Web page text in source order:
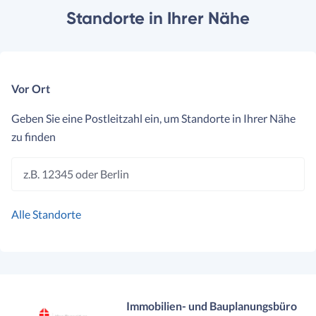
Standorte in Ihrer Nähe
Vor Ort
Geben Sie eine Postleitzahl ein, um Standorte in Ihrer Nähe
zu finden
z.B. 12345 oder Berlin
Alle Standorte
Immobilien- und Bauplanungsbüro